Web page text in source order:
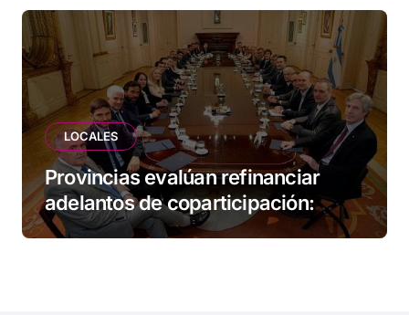
LOCALES
Provincias evalúan refinanciar
adelantos de coparticipación:
Tierra del Fuego, entre las